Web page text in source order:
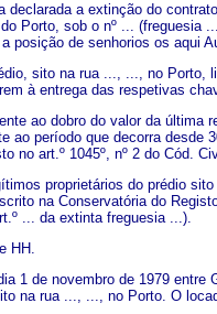
a extinção do
Porto, sob o nº ...
posição de senhorios os aqui
sito na rua ..., ..., no
à entrega das respetivas
ao dobro do valor da
ao período que decorra
no art.º 1045º, nº 2 do Cód.
proprietários do prédio
na Conservatória do
... da extinta freguesia ...).
HH.
1 de novembro de 1979
na rua ..., ..., no Porto. O